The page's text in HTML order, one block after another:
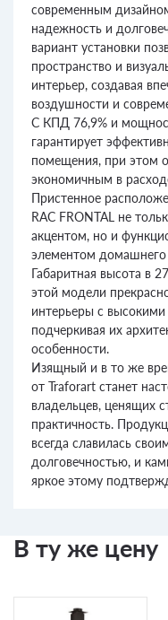
современным
надежность и
вариант установки
пространство и
интерьер, создавая
воздушности и
С КПД 76,9% и
гарантирует
помещения, при этом
экономичным в
Пристенное
RAC FRONTAL не
акцентом, но и
элементом домашнего
Габаритная высота в
этой модели
интерьеры с
подчеркивая их
особенности.
Изящный и в то же
от Traforart станет
владельцев, ценящих
практичность.
всегда славилась
долговечностью, и
яркое этому
В ту же цену